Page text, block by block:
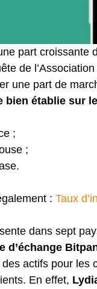
part croissante
de
une part de
bien établie sur
;
;
: Taux
dans sept
d’échange
actifs pour les
En effet,